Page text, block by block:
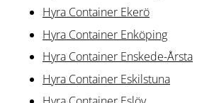
Hyra Container Ekerö
Hyra Container Enköping
Hyra Container Enskede-Årsta
Hyra Container Eskilstuna